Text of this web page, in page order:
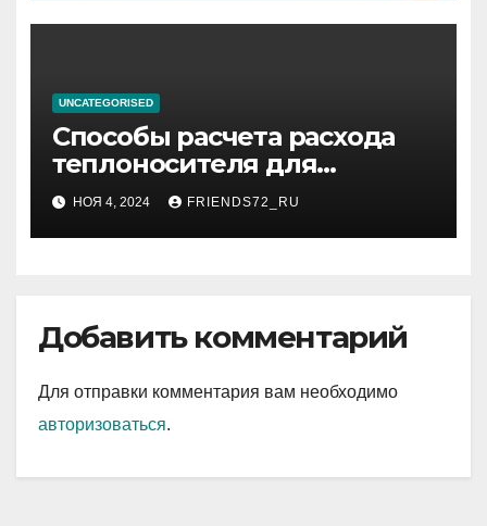
UNCATEGORISED
Способы расчета расхода
теплоносителя для
системы отопления
НОЯ 4, 2024 FRIENDS72_RU
Добавить комментарий
Для отправки комментария вам необходимо
авторизоваться.